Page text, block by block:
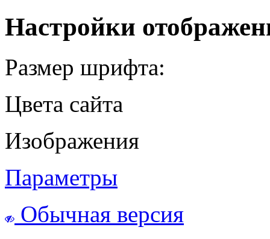
Настройки
Размер шрифта:
Цвета сайта
Изображения
Параметры
Обычная версия